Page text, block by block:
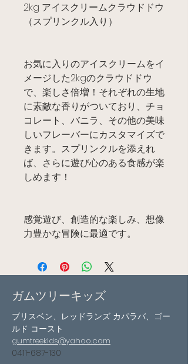
2kg アイスクリームクラウドドウ
（スプリンクル入り）
お気に入りのアイスクリームをイ
メージした2kgのクラウドドウ
で、楽しさ倍増！それぞれの生地
に素敵な香りがついており、チョ
コレート、バニラ、その他の美味
しいフレーバーにカスタマイズで
きます。スプリンクルを添えれ
ば、さらに遊び心のある食感が楽
しめます！
感覚遊び、創造的な楽しみ、想像
力豊かな冒険に最適です。
ガムツリーキッズ
ブリスベン、レッドランズ カパラバ、ゴー
ルド コースト
gumtreekids@yahoo.com
0411-687-130